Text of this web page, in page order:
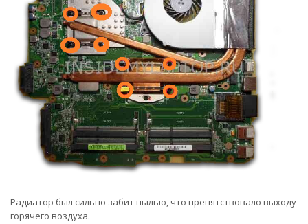
Радиатор был сильно забит пылью, что препятствовало выходу
горячего воздуха.